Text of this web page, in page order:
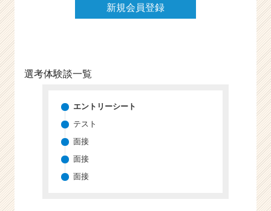
新規会員登録
選考体験談一覧
エントリーシート
テスト
面接
面接
面接